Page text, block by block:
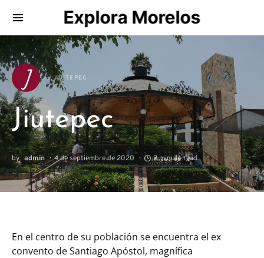
Explora Morelos
Search for:
J JIUTEPEC
Jiutepec
by admin 4 de septiembre de 2020 2 minute read
En el centro de su población se encuentra el ex
convento de Santiago Apóstol, magnífica